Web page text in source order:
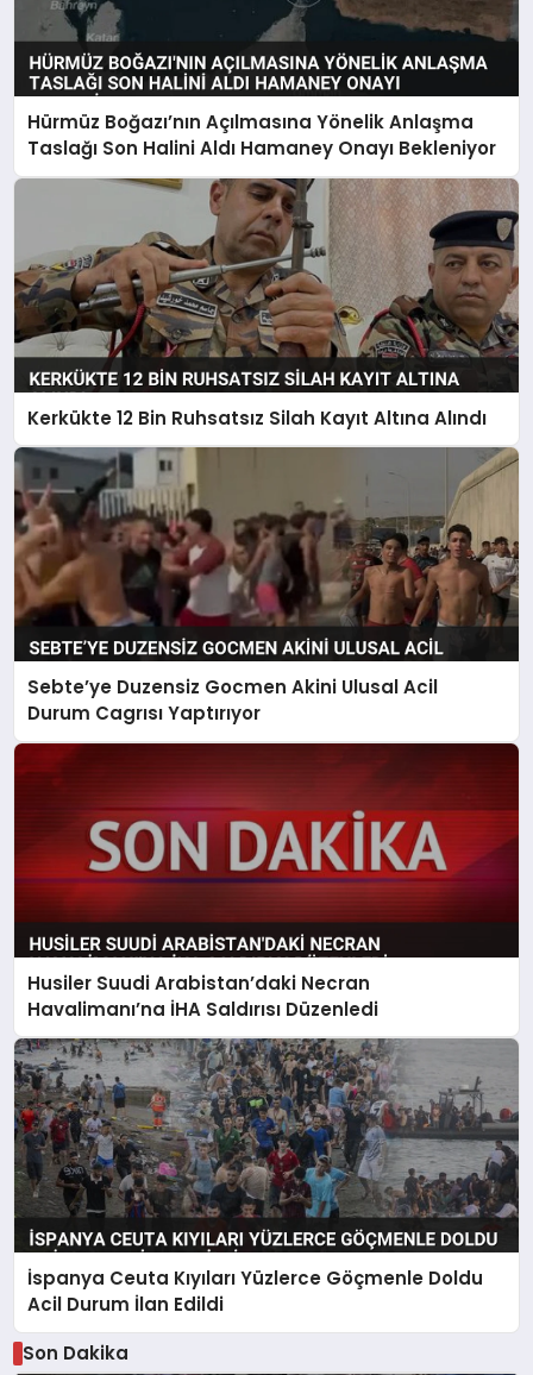
Hürmüz Boğazı’nın Açılmasına Yönelik Anlaşma
Taslağı Son Halini Aldı Hamaney Onayı Bekleniyor
Kerkükte 12 Bin Ruhsatsız Silah Kayıt Altına Alındı
Sebte’ye Duzensiz Gocmen Akini Ulusal Acil
Durum Cagrısı Yaptırıyor
Husiler Suudi Arabistan’daki Necran
Havalimanı’na İHA Saldırısı Düzenledi
İspanya Ceuta Kıyıları Yüzlerce Göçmenle Doldu
Acil Durum İlan Edildi
Son Dakika